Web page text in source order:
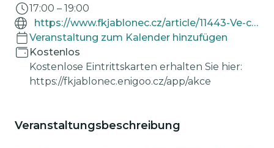
17:00 – 19:00
https://www.fkjablonec.cz/article/11443-Ve-ctvrtek-4-prosince-se-na-Strelnici-uskutecni-beseda-s-fanousky
Veranstaltung zum Kalender hinzufügen
Kostenlos
Kostenlose Eintrittskarten erhalten Sie hier:
https://fkjablonec.enigoo.cz/app/akce
Veranstaltungsbeschreibung